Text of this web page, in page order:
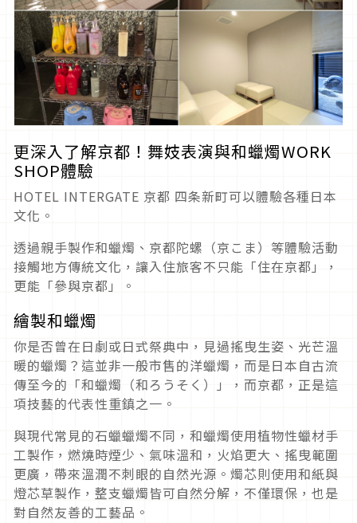
更深入了解京都！舞妓表演與和蠟燭WORK
SHOP體驗
HOTEL INTERGATE 京都 四条新町可以體驗各種日本
文化。
透過親手製作和蠟燭、京都陀螺（京こま）等體驗活動
接觸地方傳統文化，讓入住旅客不只能「住在京都」，
更能「參與京都」。
繪製和蠟燭
你是否曾在日劇或日式祭典中，見過搖曳生姿、光芒溫
暖的蠟燭？這並非一般市售的洋蠟燭，而是日本自古流
傳至今的「和蠟燭（和ろうそく）」，而京都，正是這
項技藝的代表性重鎮之一。
與現代常見的石蠟蠟燭不同，和蠟燭使用植物性蠟材手
工製作，燃燒時煙少、氣味溫和，火焰更大、搖曳範圍
更廣，帶來溫潤不刺眼的自然光源。燭芯則使用和紙與
燈芯草製作，整支蠟燭皆可自然分解，不僅環保，也是
對自然友善的工藝品。